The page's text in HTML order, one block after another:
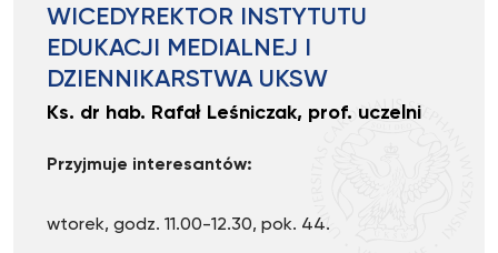
WICEDYREKTOR INSTYTUTU
EDUKACJI MEDIALNEJ I
DZIENNIKARSTWA UKSW
Ks. dr hab. Rafał Leśniczak, prof. uczelni
Przyjmuje interesantów:
wtorek, godz. 11.00-12.30, pok. 44.